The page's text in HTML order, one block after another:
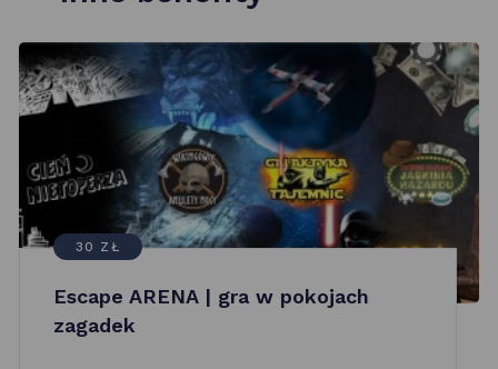
30 ZŁ
Escape ARENA | gra w pokojach
zagadek